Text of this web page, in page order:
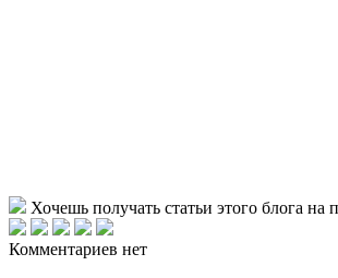
Хочешь получать статьи этого блога на
Комментариев нет